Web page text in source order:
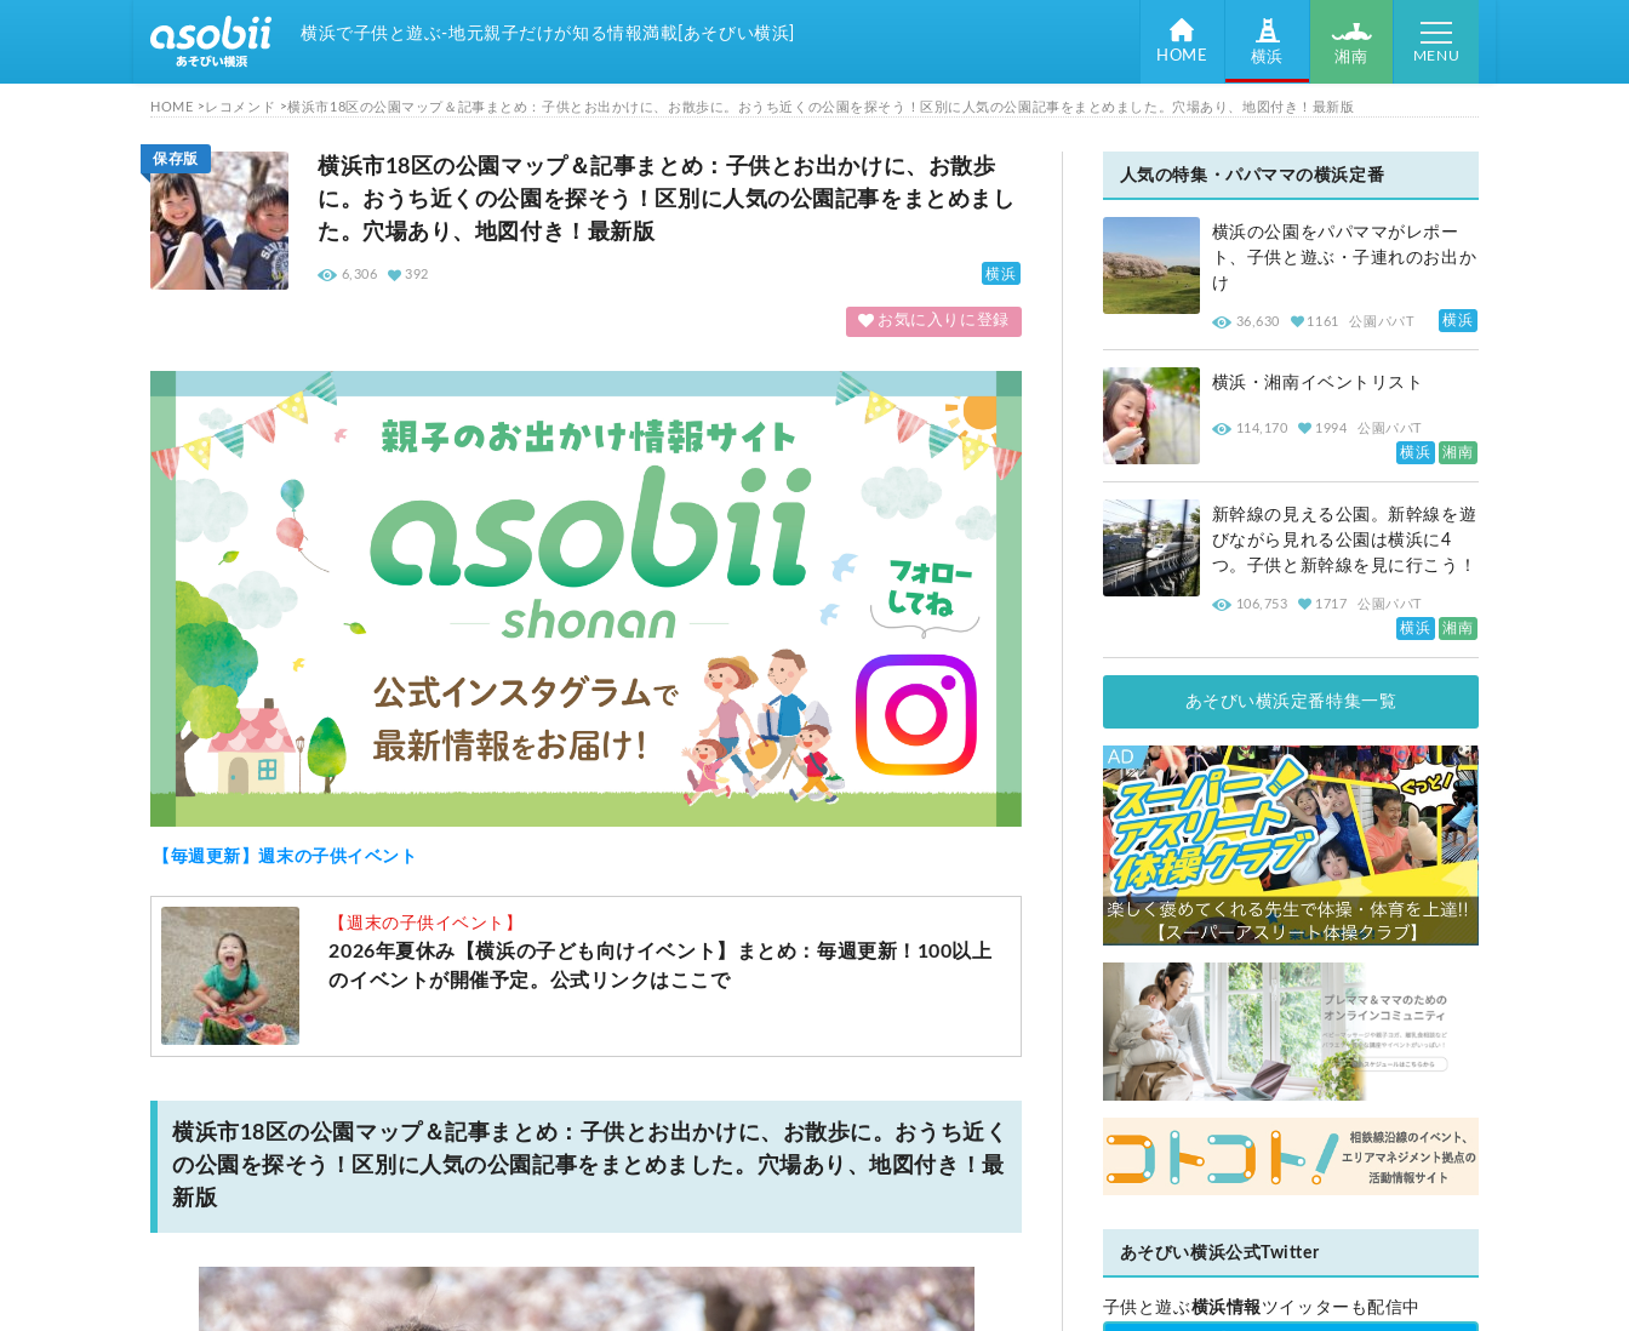
横浜で子供と遊ぶ-地元親子だけが知る情報満載[あそびい横浜]
HOME 横浜 湘南 MENU
HOME レコメンド 横浜市18区の公園マップ＆記事まとめ：子供とお出かけに、お散歩に。おうち近くの公園を探そう！区別に人気の公園記事をまとめました。穴場あり、地図付き！最新版
保存版
横浜市18区の公園マップ＆記事まとめ：子供とお出かけに、お散歩
に。おうち近くの公園を探そう！区別に人気の公園記事をまとめまし
た。穴場あり、地図付き！最新版
横浜
6,306 392
お気に入りに登録
【毎週更新】週末の子供イベント
【週末の子供イベント】
2026年夏休み【横浜の子ども向けイベント】まとめ：毎週更新！100以上
のイベントが開催予定。公式リンクはここで
横浜市18区の公園マップ＆記事まとめ：子供とお出かけに、お散歩に。おうち近く
の公園を探そう！区別に人気の公園記事をまとめました。穴場あり、地図付き！最
新版
人気の特集・パパママの横浜定番
横浜の公園をパパママがレポー
ト、子供と遊ぶ・子連れのお出か
け
36,630 1161 公園パパT 横浜
横浜・湘南イベントリスト
114,170 1994 公園パパT
横浜 湘南
新幹線の見える公園。新幹線を遊
びながら見れる公園は横浜に4
つ。子供と新幹線を見に行こう！
106,753 1717 公園パパT
横浜 湘南
あそびい横浜定番特集一覧
あそびい横浜公式Twitter
子供と遊ぶ横浜情報 ツイッターも配信中